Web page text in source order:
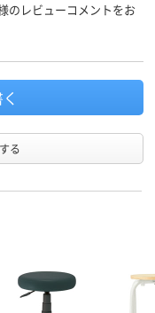
のレビューコメントをお
る